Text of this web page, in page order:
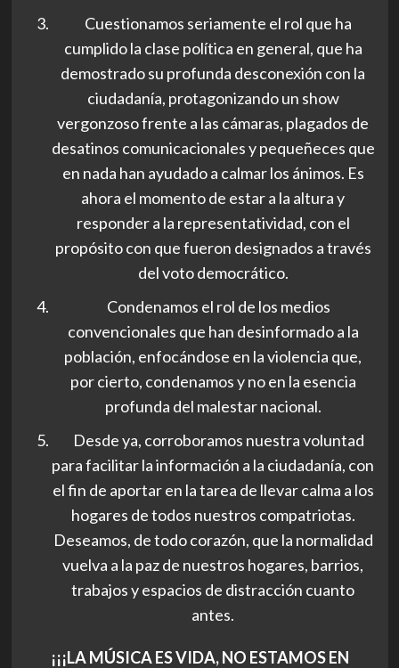
Cuestionamos seriamente el rol que ha
cumplido la clase política en general, que ha
demostrado su profunda desconexión con la
ciudadanía, protagonizando un show
vergonzoso frente a las cámaras, plagados de
desatinos comunicacionales y pequeñeces que
en nada han ayudado a calmar los ánimos. Es
ahora el momento de estar a la altura y
responder a la representatividad, con el
propósito con que fueron designados a través
del voto democrático.
Condenamos el rol de los medios
convencionales que han desinformado a la
población, enfocándose en la violencia que,
por cierto, condenamos y no en la esencia
profunda del malestar nacional.
Desde ya, corroboramos nuestra voluntad
para facilitar la información a la ciudadanía, con
el fin de aportar en la tarea de llevar calma a los
hogares de todos nuestros compatriotas.
Deseamos, de todo corazón, que la normalidad
vuelva a la paz de nuestros hogares, barrios,
trabajos y espacios de distracción cuanto
antes.
¡¡¡LA MÚSICA ES VIDA, NO ESTAMOS EN